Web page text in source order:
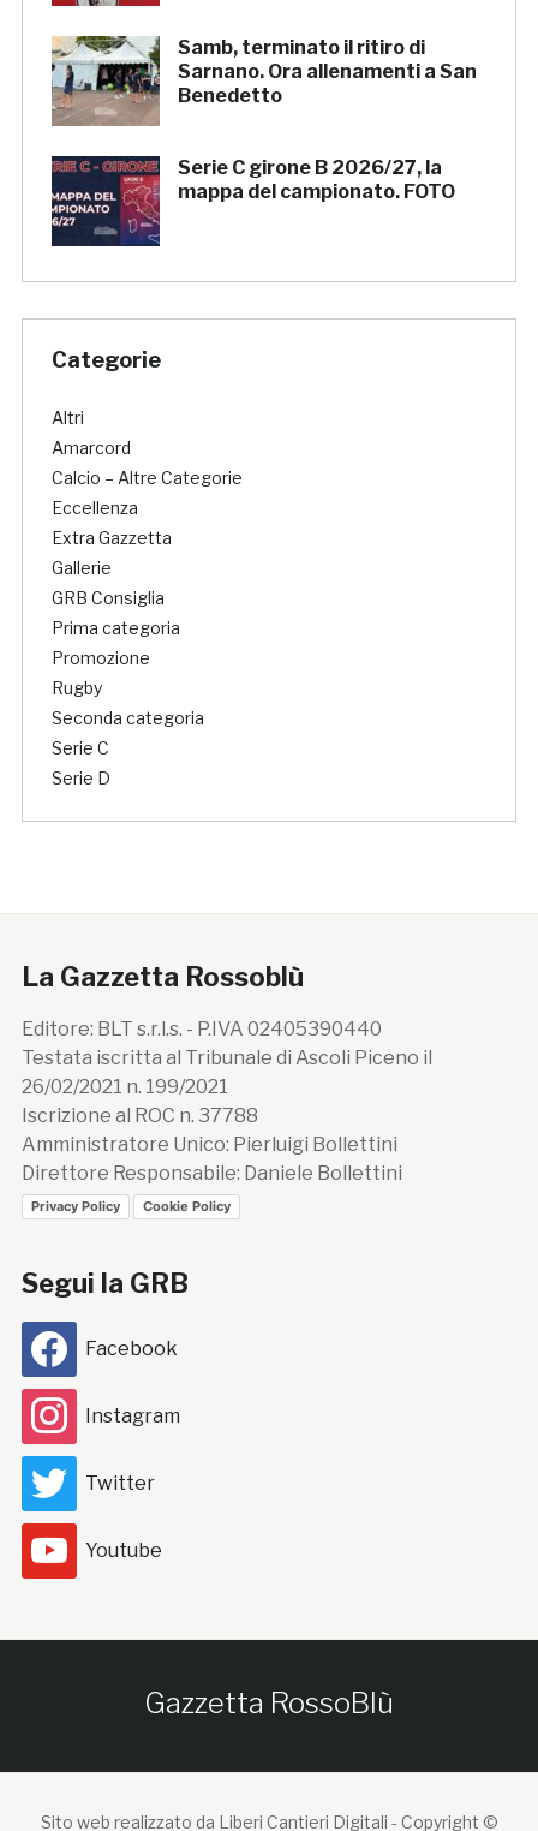
Samb, terminato il ritiro di
Sarnano. Ora allenamenti a San
Benedetto
Serie C girone B 2026/27, la
mappa del campionato. FOTO
Categorie
Altri
Amarcord
Calcio – Altre Categorie
Eccellenza
Extra Gazzetta
Gallerie
GRB Consiglia
Prima categoria
Promozione
Rugby
Seconda categoria
Serie C
Serie D
La Gazzetta Rossoblù
Editore: BLT s.r.l.s. - P.IVA 02405390440
Testata iscritta al Tribunale di Ascoli Piceno il
26/02/2021 n. 199/2021
Iscrizione al ROC n. 37788
Amministratore Unico: Pierluigi Bollettini
Direttore Responsabile: Daniele Bollettini
Privacy Policy Cookie Policy
Segui la GRB
Facebook
Instagram
Twitter
Youtube
Gazzetta RossoBlù
Sito web realizzato da Liberi Cantieri Digitali - Copyright ©